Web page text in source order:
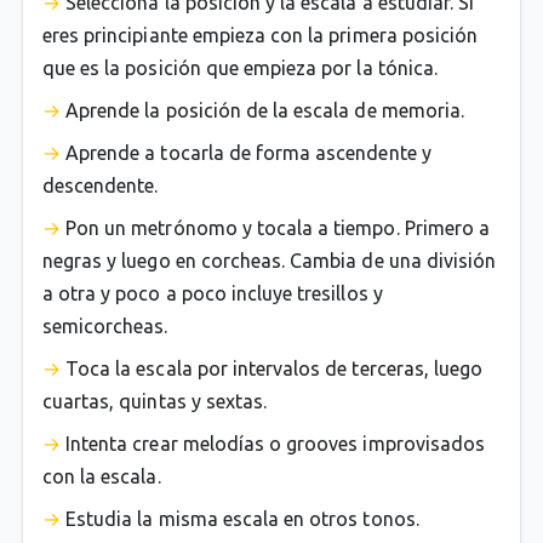
eres principiante empieza con la primera posición
que es la posición que empieza por la tónica.
Aprende la posición de la escala de memoria.
Aprende a tocarla de forma ascendente y
descendente.
Pon un metrónomo y tocala a tiempo. Primero a
negras y luego en corcheas. Cambia de una división
a otra y poco a poco incluye tresillos y
semicorcheas.
Toca la escala por intervalos de terceras, luego
cuartas, quintas y sextas.
Intenta crear melodías o grooves improvisados
con la escala.
Estudia la misma escala en otros tonos.